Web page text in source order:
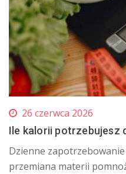
26 czerwca 2026
Ile kalorii potrzebujesz
​Dzienne
przemiana materii